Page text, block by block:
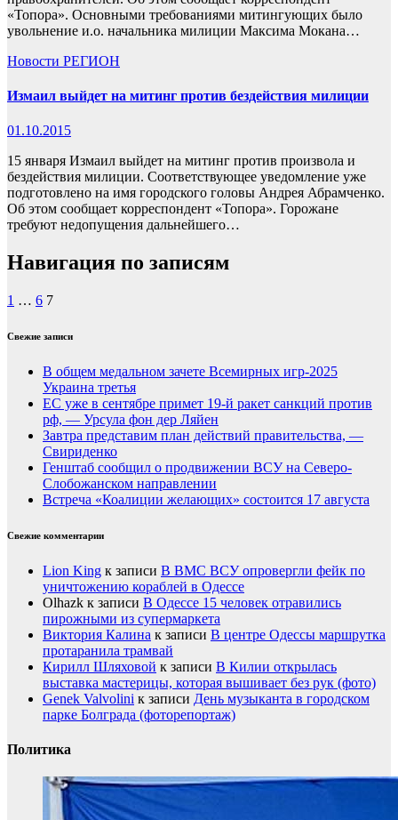
«Топора». Основными требованиями митингующих было
увольнение и.о. начальника милиции Максима Мокана…
Новости РЕГИОН
Измаил выйдет на митинг против бездействия милиции
01.10.2015
15 января Измаил выйдет на митинг против произвола и
бездействия милиции. Соответствующее уведомление уже
подготовлено на имя городского головы Андрея Абрамченко.
Об этом сообщает корреспондент «Топора». Горожане
требуют недопущения дальнейшего…
Навигация по записям
1 … 6 7
Свежие записи
В общем медальном зачете Всемирных игр-2025
Украина третья
ЕС уже в сентябре примет 19-й ракет санкций против
рф, — Урсула фон дер Ляйен
Завтра представим план действий правительства, —
Свириденко
Генштаб сообщил о продвижении ВСУ на Северо-
Слобожанском направлении
Встреча «Коалиции желающих» состоится 17 августа
Свежие комментарии
Lion King к записи В ВМС ВСУ опровергли фейк по
уничтожению кораблей в Одессе
Olhazk к записи В Одессе 15 человек отравились
пирожными из супермаркета
Виктория Калина к записи В центре Одессы маршрутка
протаранила трамвай
Кирилл Шляховой к записи В Килии открылась
выставка мастерицы, которая вышивает без рук (фото)
Genek Valvolini к записи День музыканта в городском
парке Болграда (фоторепортаж)
Политика